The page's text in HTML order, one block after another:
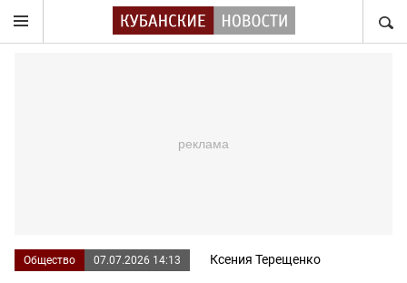
Общество 07.07.2026 14:13 Ксения Терещенко